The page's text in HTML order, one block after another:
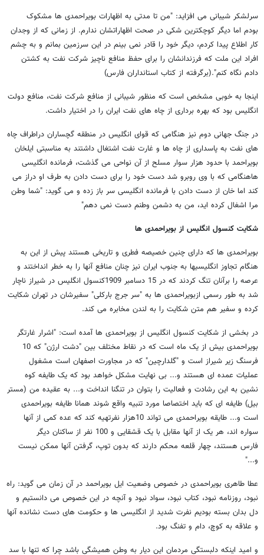
سرلشکر شیبانی می افزاید: "من تا مدتی به اظهارات بویراحمدی ها مشکوک
بودم اما دیگر کوچکترین شکی در صحت اظهاراتشان ندارم. از زمانی که از وجدان
کار اطلاع پیدا کردم، دیگر خود را قادر نمی بینم در این سرزمین بمانم و به چشم
افراد این ملت که فرزندانشان را برای حفظ منافع ناچیز شرکت نفت به کشتن
دادم نگاه کنم".(برگرفته از کتاب استانداران فارس)
اینجا به خوبی مشخص است که منظور شیبانی از منافع شرکت نفت، منافع دولت
انگلیس بود که بهره برداری از چاه های نفت ایران را در اختیار داشت.
در جنگ جهانی دوم نیز هنگامی که قوای انگلیس در منطقه گچساران دراطراف چاه
های نفت به پاسداری از چاه ها و غارت نفت اشتغال داشتند به مناسبتی ایلخان
بویراحمد با حدود هزار سوار مسلح از آن نواحی می گذشت، فرمانده انگلیسی
هاهنگامی که با وی روبرو شد دست خود را برای دست دادن به طرف او دراز می
کند اما خان از دست دادن با فرمانده انگلیسی سر باز زده و می گوید: "شما وطن
مرا اشغال کرده اید، من به دشمن وطنم دست نمی دهم"
شکایت کنسول انگلیس از بویراحمدی ها
بویراحمدی ها که دارای چنین خصیصه فطری و تاریخی هستند پیش از این به
هنگام تجاوز انگلیسیها به جنوب ایران نیز چنان منافع آنها را به خطر انداختند و
عرصه را برآنان تنگ کردند که در 15 دسامبر 1909کنسول انگلیس در شیراز ناچار
شد به طور رسمی ازبویراحمدی ها به "سر جرج بارکلی" سفیرشان در تهران شکایت
کرده و سفیر هم متن شکایت را به لندن مخابره می کند.
در بخشی از شکایت کنسول انگلیس از بویراحمدی ها آمده است: "اشرار غارتگر
بویراحمدی بیش از یک ماه است که در نقاط مختلف بین "دشت ارژن" که 10
فرسنگ زیر شیراز است و "گلدارچین" که در مجاورت اصفهان است مشغول
عملیات عمده ای هستند و... بی نهایت مشکل خواهد بود که یک طایفه کوه
نشین به این رشادت و فعالیت را بتوان در تنگنا انداخت و... به عقیده من (مستر
بیل) طایفه ای که باید اختصاصا مورد تنبیه واقع شوند همانا طایفه بویراحمدی
است و... طایقه بویراحمدی می تواند 10هزار نفرتهیه کند که عده کمی از آنها
سواره اند، هر یک از آنها مقابل با یک قشقایی و 100 نفر از ساکنان دیگر
فارس هستند، چهار قلعه محکم دارند که بدون توپ، گرفتن آنها ممکن نیست
و..."
عطا طاهری بویراحمدی در خصوص وضعیت ایل بویراحمد در آن زمان می گوید: راه
نبود، روزنامه نبود، کتاب نبود، سواد نبود و آنچه در این خصوص می دانستیم و
دل بدان بسته بودیم نفرت شدید از انگلیسی ها و حکومت های دست نشانده آنها
و علاقه به کوچ، دام و تفنگ بود.
و امید اینکه دلبستگی مردمان این دیار به وطن همیشگی باشد چرا که تنها با سد